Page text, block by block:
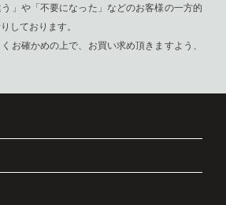
う」や「不要になった」などのお客様の一方的
しております。
お確かめの上で、お買い求め頂きますよう、